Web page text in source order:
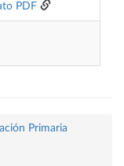
PDF
Primaria